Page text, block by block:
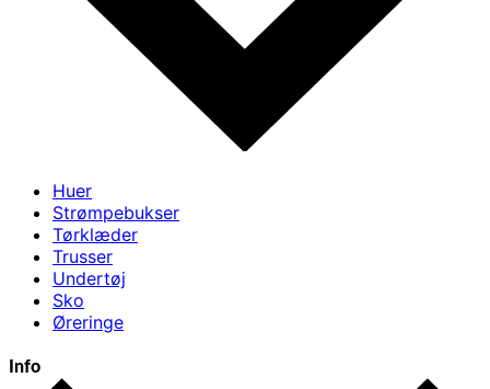
Huer
Strømpebukser
Tørklæder
Trusser
Undertøj
Sko
Øreringe
Info